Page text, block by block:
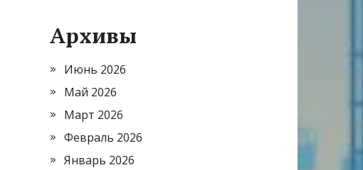
Архивы
Июнь 2026
Май 2026
Март 2026
Февраль 2026
Январь 2026